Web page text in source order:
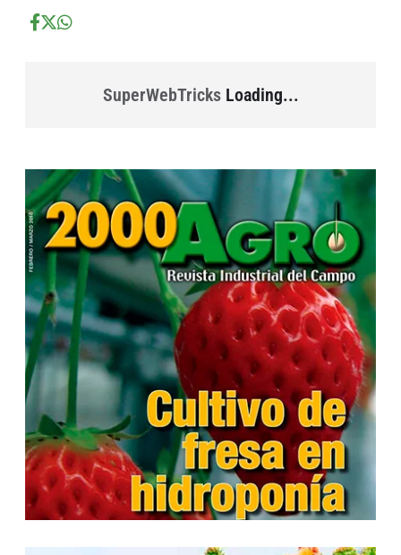
SuperWebTricksLoading...